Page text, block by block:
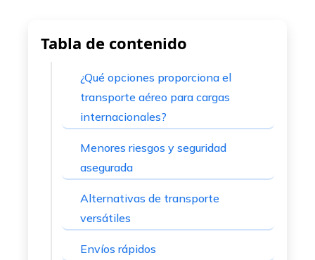
Tabla de contenido
¿Qué opciones proporciona el
transporte aéreo para cargas
internacionales?
Menores riesgos y seguridad
asegurada
Alternativas de transporte
versátiles
Envíos rápidos